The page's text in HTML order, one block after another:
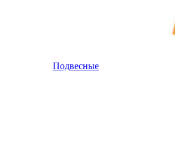
Подвесные